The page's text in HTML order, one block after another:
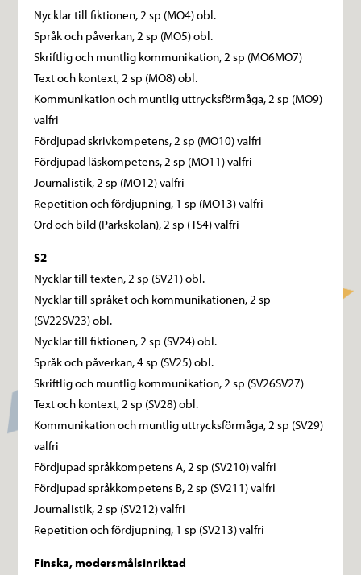
Nycklar till fiktionen, 2 sp (MO4) obl.
Språk och påverkan, 2 sp (MO5) obl.
Skriftlig och muntlig kommunikation, 2 sp (MO6MO7)
Text och kontext, 2 sp (MO8) obl.
Kommunikation och muntlig uttrycksförmåga, 2 sp (MO9)
valfri
Fördjupad skrivkompetens, 2 sp (MO10) valfri
Fördjupad läskompetens, 2 sp (MO11) valfri
Journalistik, 2 sp (MO12) valfri
Repetition och fördjupning, 1 sp (MO13) valfri
Ord och bild (Parkskolan), 2 sp (TS4) valfri
S2
Nycklar till texten, 2 sp (SV21) obl.
Nycklar till språket och kommunikationen, 2 sp
(SV22SV23) obl.
Nycklar till fiktionen, 2 sp (SV24) obl.
Språk och påverkan, 4 sp (SV25) obl.
Skriftlig och muntlig kommunikation, 2 sp (SV26SV27)
Text och kontext, 2 sp (SV28) obl.
Kommunikation och muntlig uttrycksförmåga, 2 sp (SV29)
valfri
Fördjupad språkkompetens A, 2 sp (SV210) valfri
Fördjupad språkkompetens B, 2 sp (SV211) valfri
Journalistik, 2 sp (SV212) valfri
Repetition och fördjupning, 1 sp (SV213) valfri
Finska, modersmålsinriktad